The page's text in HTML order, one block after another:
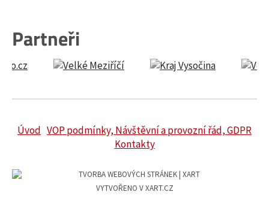
Partneři
Úvod VOP podmínky, Návštěvní a provozní řád, GDPR
Kontakty
VYTVOŘENO V XART.CZ